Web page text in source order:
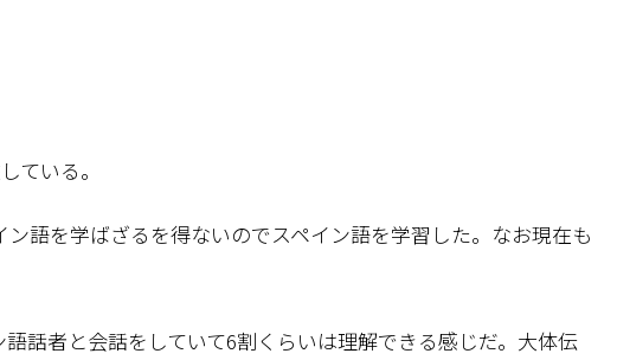
ている。
語を学ばざるを得ないのでスペイン語を学習した。なお現在も
話者と会話をしていて6割くらいは理解できる感じだ。大体伝